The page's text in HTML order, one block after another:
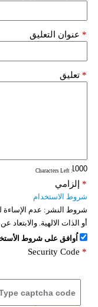
عنوان التعليق *
تعليق *
: Characters Left
إلزامي *
شروط الاستخدام
شروط النشر: عدم الإساءة
أو الذات الالهية.
اُوافق على شروط
Security Code *